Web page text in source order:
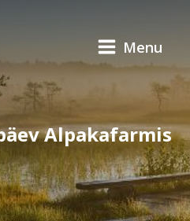
Menu
Alpakafarmis